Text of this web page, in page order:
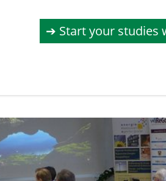
➔ Start your studies